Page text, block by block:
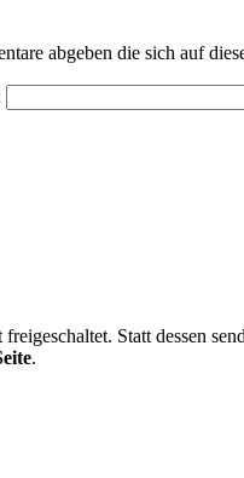
abgeben die sich auf
Statt dessen
.